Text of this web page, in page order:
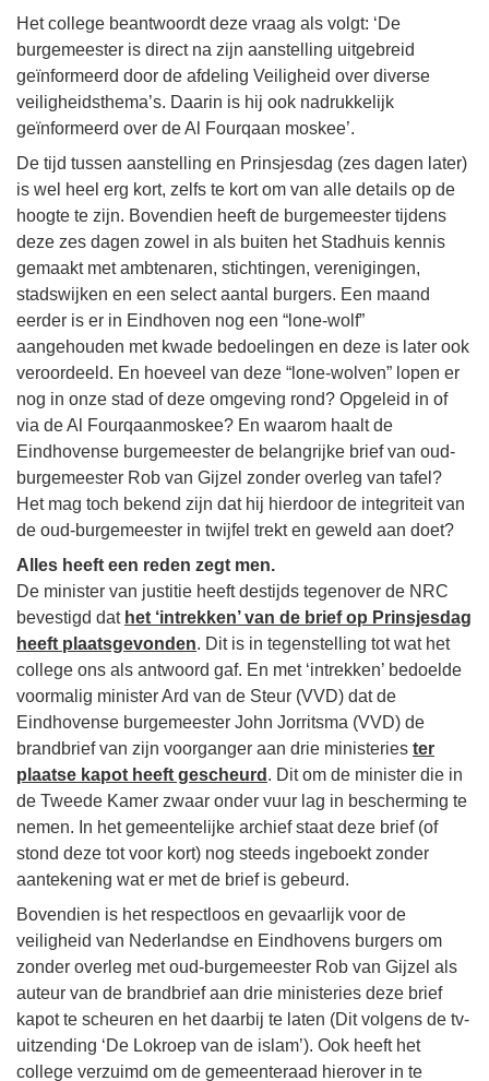
Het college beantwoordt deze vraag als volgt: ‘De
burgemeester is direct na zijn aanstelling uitgebreid
geïnformeerd door de afdeling Veiligheid over diverse
veiligheidsthema’s. Daarin is hij ook nadrukkelijk
geïnformeerd over de Al Fourqaan moskee’.
De tijd tussen aanstelling en Prinsjesdag (zes dagen later)
is wel heel erg kort, zelfs te kort om van alle details op de
hoogte te zijn. Bovendien heeft de burgemeester tijdens
deze zes dagen zowel in als buiten het Stadhuis kennis
gemaakt met ambtenaren, stichtingen, verenigingen,
stadswijken en een select aantal burgers. Een maand
eerder is er in Eindhoven nog een “lone-wolf”
aangehouden met kwade bedoelingen en deze is later ook
veroordeeld. En hoeveel van deze “lone-wolven” lopen er
nog in onze stad of deze omgeving rond? Opgeleid in of
via de Al Fourqaanmoskee? En waarom haalt de
Eindhovense burgemeester de belangrijke brief van oud-
burgemeester Rob van Gijzel zonder overleg van tafel?
Het mag toch bekend zijn dat hij hierdoor de integriteit van
de oud-burgemeester in twijfel trekt en geweld aan doet?
Alles heeft een reden zegt men.
De minister van justitie heeft destijds tegenover de NRC
bevestigd dat het ‘intrekken’ van de brief op Prinsjesdag
heeft plaatsgevonden. Dit is in tegenstelling tot wat het
college ons als antwoord gaf. En met ‘intrekken’ bedoelde
voormalig minister Ard van de Steur (VVD) dat de
Eindhovense burgemeester John Jorritsma (VVD) de
brandbrief van zijn voorganger aan drie ministeries ter
plaatse kapot heeft gescheurd . Dit om de minister die in
de Tweede Kamer zwaar onder vuur lag in bescherming te
nemen. In het gemeentelijke archief staat deze brief (of
stond deze tot voor kort) nog steeds ingeboekt zonder
aantekening wat er met de brief is gebeurd.
Bovendien is het respectloos en gevaarlijk voor de
veiligheid van Nederlandse en Eindhovens burgers om
zonder overleg met oud-burgemeester Rob van Gijzel als
auteur van de brandbrief aan drie ministeries deze brief
kapot te scheuren en het daarbij te laten (Dit volgens de tv-
uitzending ‘De Lokroep van de islam’). Ook heeft het
college verzuimd om de gemeenteraad hierover in te